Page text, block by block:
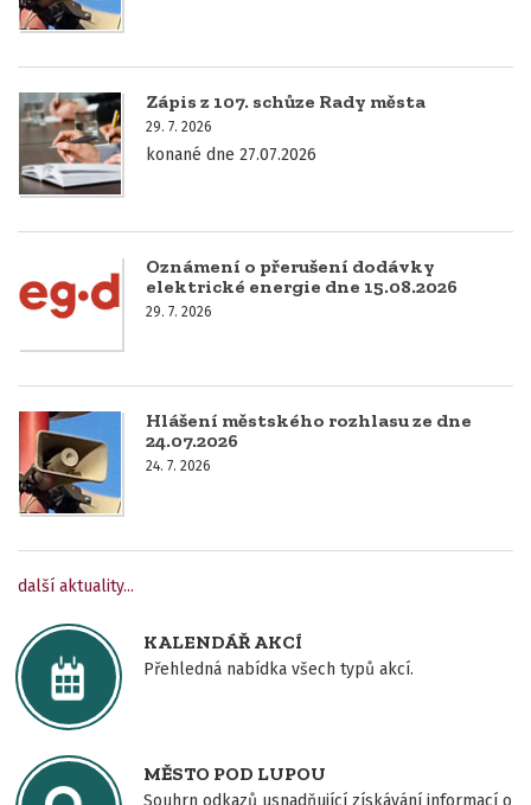
Zápis z 107. schůze Rady města
29. 7. 2026
konané dne 27.07.2026
Oznámení o přerušení dodávky
elektrické energie dne 15.08.2026
29. 7. 2026
Hlášení městského rozhlasu ze dne
24.07.2026
24. 7. 2026
další aktuality...
KALENDÁŘ AKCÍ
Přehledná nabídka všech typů akcí.
MĚSTO POD LUPOU